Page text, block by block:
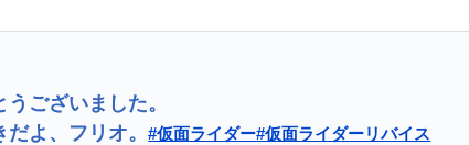
ございました。
だよ、フリオ。#仮面ライダー#仮面ライダーリバイス